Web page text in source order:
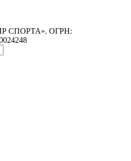
СПОРТА». ОГРН: